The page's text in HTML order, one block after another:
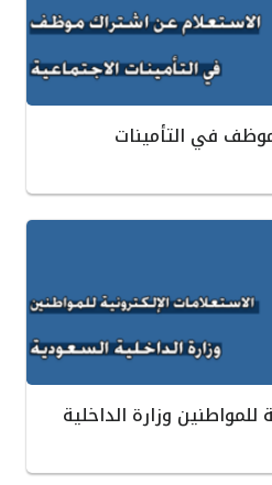
في التأمينات
للمواطنين وزارة الداخلية